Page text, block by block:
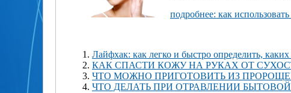
подробнее: как
Лайфхак: как легко и быстро определить,
КАК СПАСТИ КОЖУ НА РУКАХ ОТ
ЧТО МОЖНО ПРИГОТОВИТЬ ИЗ
ЧТО ДЕЛАТЬ ПРИ ОТРАВЛЕНИИ